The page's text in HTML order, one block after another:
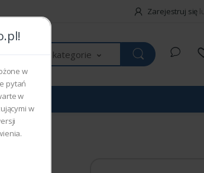
Zarejestruj się
Wszystkie kategorie
w
pytań
w
w